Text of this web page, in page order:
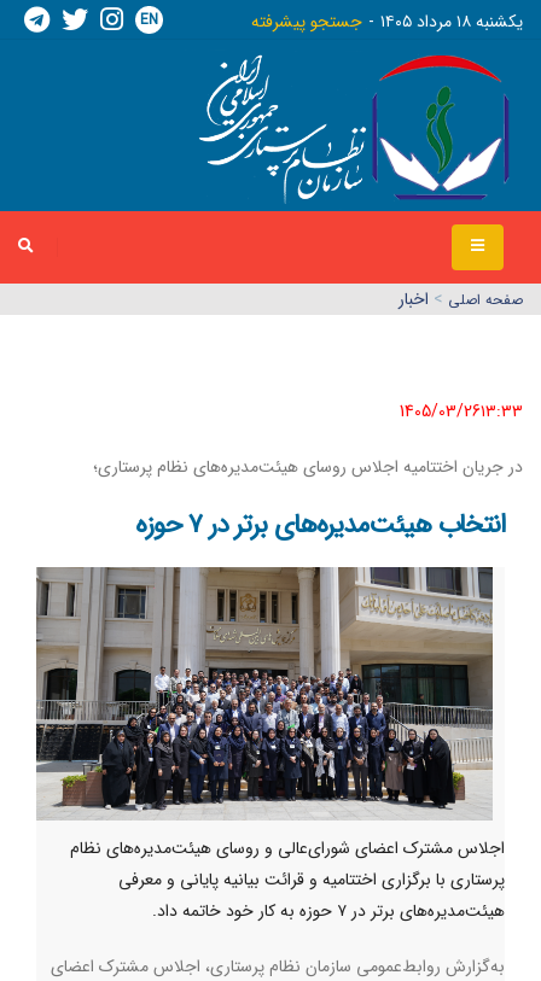
يکشنبه ١٨ مرداد ١٤٠٥ جستجو پیشرفته EN
صفحه اصلي > اخبار
1405/03/26١٣:٣٣
در جریان اختتامیه اجلاس روسای هیئت‌مدیره‌های نظام پرستاری؛
انتخاب هیئت‌مدیره‌های برتر در ۷ حوزه
اجلاس مشترک اعضای شورای‌عالی و روسای هیئت‌مدیره‌های نظام
پرستاری با برگزاری اختتامیه و قرائت بیانیه پایانی و معرفی
هیئت‌مدیره‌های برتر در ۷ حوزه به کار خود خاتمه داد.
به‌گزارش روابط‌عمومی سازمان نظام پرستاری، اجلاس مشترک اعضای